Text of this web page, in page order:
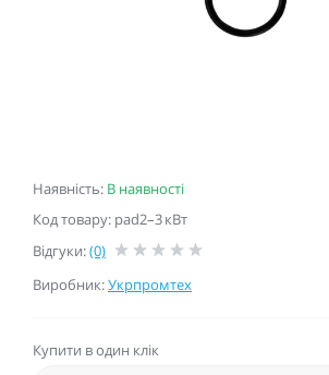
Наявність: В наявності
Код товару: pad2–3 кВт
Відгуки:(0)
Виробник:Укрпромтех
Купити в один клік